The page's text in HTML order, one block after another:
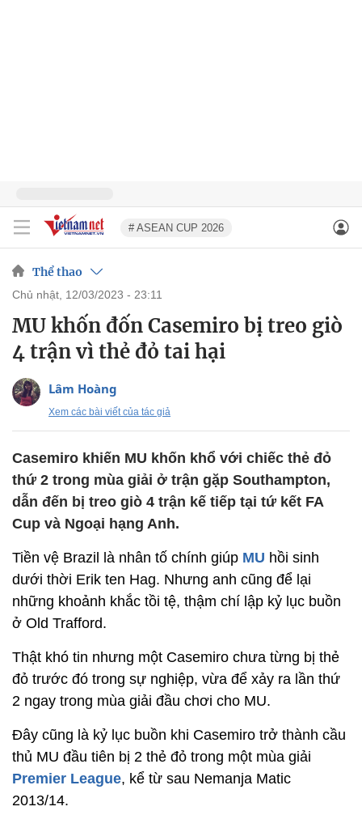
# ASEAN CUP 2026
Thể thao
chủ nhật, 12/03/2023 - 23:11
MU khốn đốn Casemiro bị treo giò
4 trận vì thẻ đỏ tai hại
Lâm Hoàng
Xem các bài viết của tác giả
Casemiro khiến MU khốn khổ với chiếc thẻ đỏ
thứ 2 trong mùa giải ở trận gặp Southampton,
dẫn đến bị treo giò 4 trận kế tiếp tại tứ kết FA
Cup và Ngoại hạng Anh.
Tiền vệ Brazil là nhân tố chính giúp MU hồi sinh
dưới thời Erik ten Hag. Nhưng anh cũng để lại
những khoảnh khắc tồi tệ, thậm chí lập kỷ lục buồn
ở Old Trafford.
Thật khó tin nhưng một Casemiro chưa từng bị thẻ
đỏ trước đó trong sự nghiệp, vừa để xảy ra lần thứ
2 ngay trong mùa giải đầu chơi cho MU.
Đây cũng là kỷ lục buồn khi Casemiro trở thành cầu
thủ MU đầu tiên bị 2 thẻ đỏ trong một mùa giải
Premier League, kể từ sau Nemanja Matic
2013/14.